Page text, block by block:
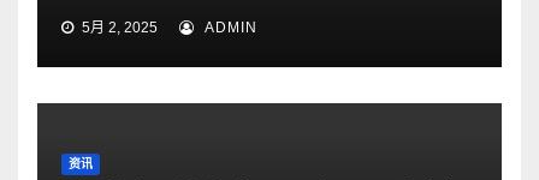
5月 2, 2025 ADMIN
资讯